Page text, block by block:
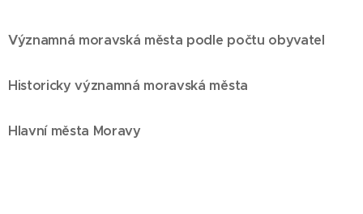
Významná moravská města podle počtu obyvatel
Historicky významná moravská města
Hlavní města Moravy